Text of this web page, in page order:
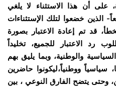
على أن هذا الاستثناء لا يلغي
الذين خضعوا لتلك الإستثناءات
قد تم إعادة الاعتبار بصورة
رد الاعتبار للجميع، تخليداً
والوطنية، وبما يليق بهم
سياسياً ووطنياً،ليكونوا حاضرين
يتضح الفارق النوعي ، بين